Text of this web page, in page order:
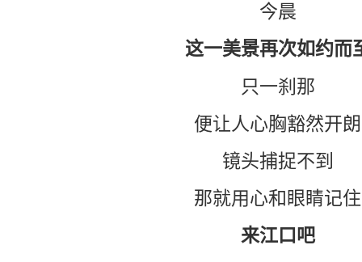
今晨
这一美景再次如约而
只一刹那
便让人心胸豁然开朗
镜头捕捉不到
那就用心和眼睛记住
来江口吧